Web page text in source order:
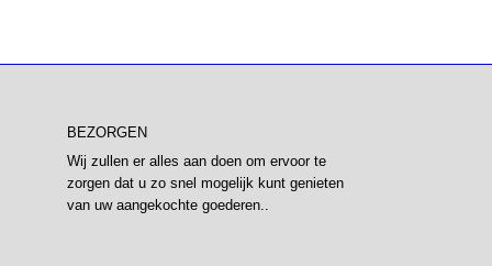
BEZORGEN
Wij zullen er alles aan doen om ervoor te
zorgen dat u zo snel mogelijk kunt genieten
van uw aangekochte goederen..